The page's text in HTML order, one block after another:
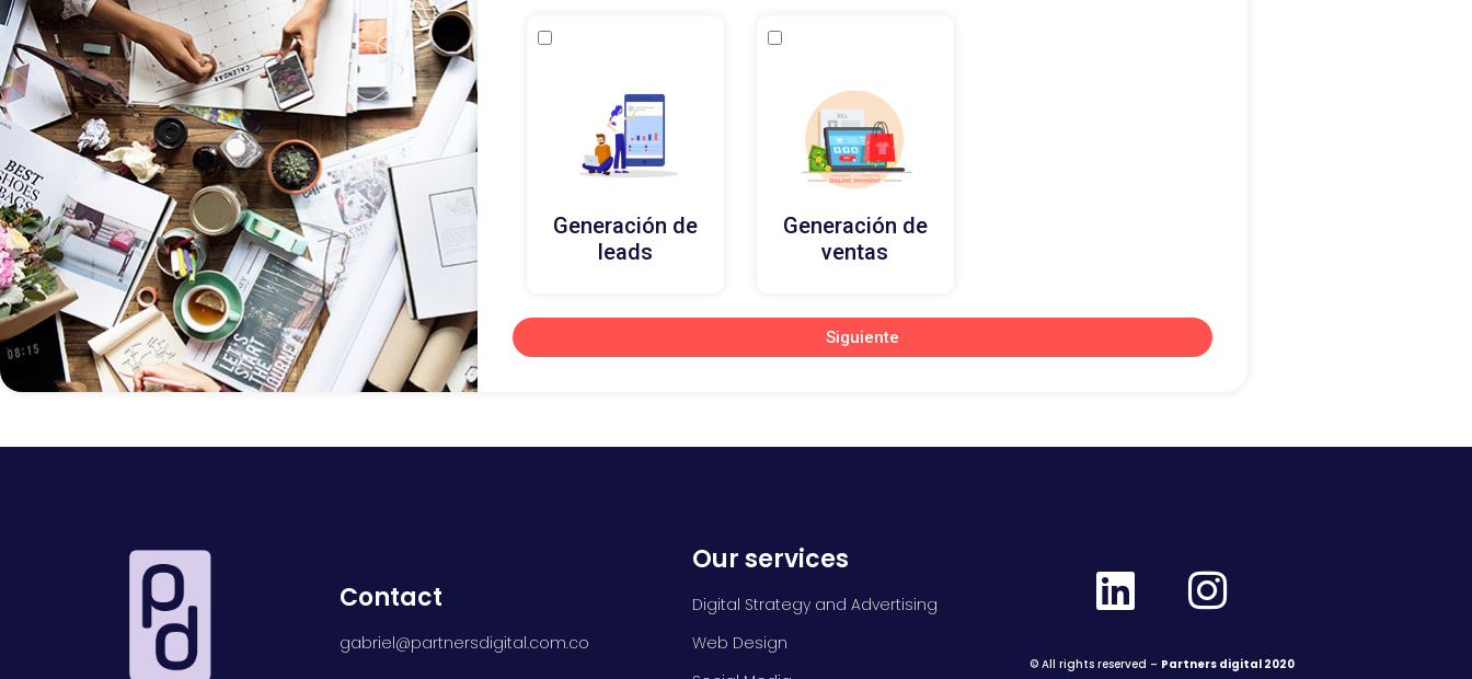
Generación de
leads
Generación de
ventas
Siguiente
Contact
gabriel@partnersdigital.com.co
Our services
Digital Strategy and Advertising
Web Design
© All rights reserved – Partners digital 2020